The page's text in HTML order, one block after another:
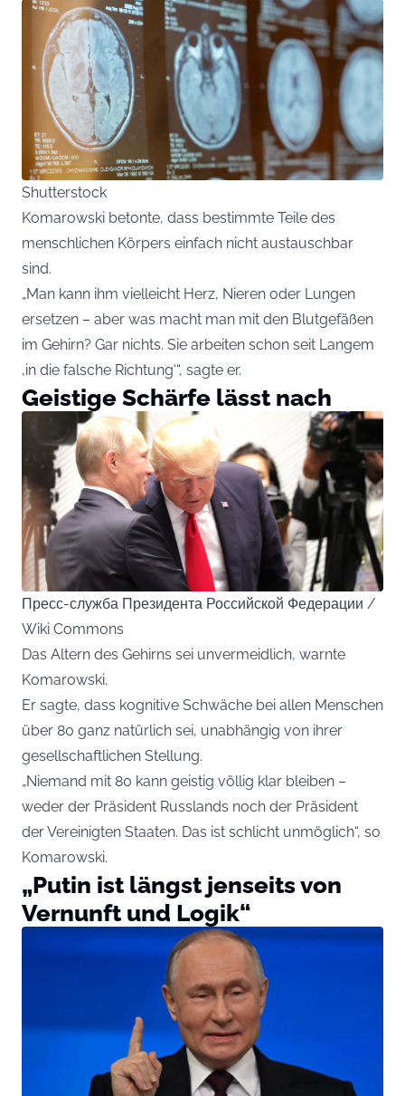
Shutterstock
Komarowski betonte, dass bestimmte Teile des
menschlichen Körpers einfach nicht austauschbar
sind.
„Man kann ihm vielleicht Herz, Nieren oder Lungen
ersetzen – aber was macht man mit den Blutgefäßen
im Gehirn? Gar nichts. Sie arbeiten schon seit Langem
‚in die falsche Richtung‘“, sagte er.
Geistige Schärfe lässt nach
Пресс-служба Президента Российской Федерации /
Wiki Commons
Das Altern des Gehirns sei unvermeidlich, warnte
Komarowski.
Er sagte, dass kognitive Schwäche bei allen Menschen
über 80 ganz natürlich sei, unabhängig von ihrer
gesellschaftlichen Stellung.
„Niemand mit 80 kann geistig völlig klar bleiben –
weder der Präsident Russlands noch der Präsident
der Vereinigten Staaten. Das ist schlicht unmöglich“, so
Komarowski.
„Putin ist längst jenseits von
Vernunft und Logik“